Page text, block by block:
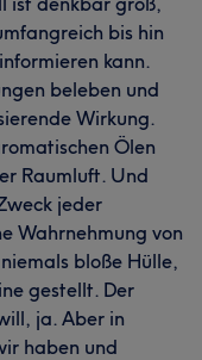
bis hin
kann.
beleben und
Wirkung.
Ölen
Raumluft. Und
jeder
Wahrnehmung von
bloße Hülle,
gestellt. Der
ja. Aber in
haben und